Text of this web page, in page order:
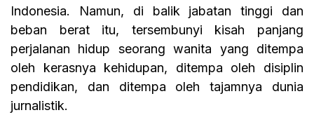
Indonesia. Namun, di balik jabatan tinggi dan
beban berat itu, tersembunyi kisah panjang
perjalanan hidup seorang wanita yang ditempa
oleh kerasnya kehidupan, ditempa oleh disiplin
pendidikan, dan ditempa oleh tajamnya dunia
jurnalistik.